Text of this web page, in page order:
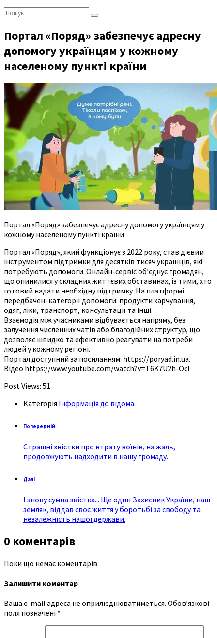
Пошук:
Портал «Поряд» забезпечує адресну
допомогу українцям у кожному
населеному пункті країни
Портал «Поряд» забезпечує адресну допомогу українцям у
кожному населеному пункті країни
Портал «Поряд», який функціонує з 2022 року, став дієвим
інструментом підтримки для десятків тисяч українців, які
потребують допомоги. Онлайн-сервіс об’єднує громадян,
що опинилися у складних життєвих обставинах, із тими, хто
готовий надати необхідну підтримку. На платформі
передбачені категорії допомоги: продукти харчування,
одяг, ліки, транспорт, консультації та інші.
Взаємодія між учасниками відбувається напряму, без
залучення численних чатів або благодійних структур, що
дозволяє швидко та ефективно реагувати на потреби
людей у кожному регіоні.
Портал доступний за посиланням: https://poryad.in.ua.
Відео https://www.youtube.com/watch?v=T6K7U2h-OcI
Post Views: 51
Категорія Інформація до відома
Попередній
Страшні звістки про втрату воїнів, на жаль,
продовжують надходити в нашу громаду.
Далі
І знову сумна звістка... Ще один Захисник України, наш
земляк, віддав своє життя у боротьбі за свободу та
незалежність нашої держави.
0 коментарів
Поки що немає коментарів
Залишити коментар
Ваша e-mail адреса не оприлюднюватиметься. Обов’язкові
поля позначені *